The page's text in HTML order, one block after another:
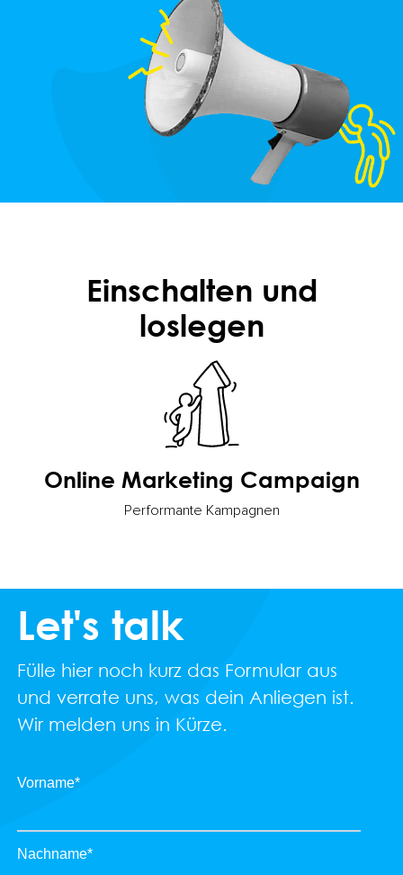
Einschalten und
loslegen
Online Marketing Campaign
Performante Kampagnen
Let's talk
Fülle hier noch kurz das Formular aus
und verrate uns, was dein Anliegen ist.
Wir melden uns in Kürze.
Vorname*
Nachname*